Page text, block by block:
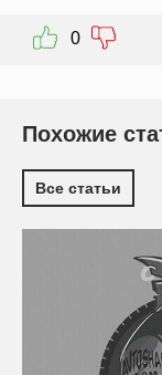
0
Похожие
Все статьи